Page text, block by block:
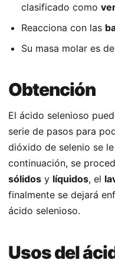
clasificado como
Reacciona con las
Su masa molar es
Obtención
El ácido selenioso
serie de pasos para
dióxido de selenio se
continuación, se
sólidos y líquidos, el
finalmente se dejará
ácido selenioso.
Usos del